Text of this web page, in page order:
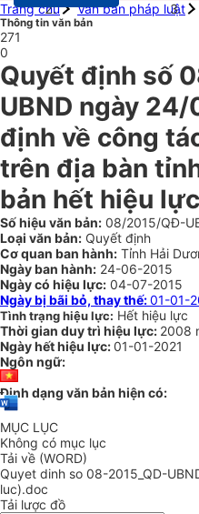
Trang chủ
Văn bản pháp luật
Thông tin văn bản
271
0
Quyết định số
UBND ngày
định về công
trên địa bàn
bản hết hiệu
Số hiệu văn bản: 08/2015/QĐ-
Loại văn bản: Quyết định
Cơ quan ban hành: Tỉnh Hải
Ngày ban hành: 24-06-2015
Ngày có hiệu lực: 04-07-2015
Ngày bị bãi bỏ, thay thế:01-01-
Tình trạng hiệu lực: Hết hiệu lực
Thời gian duy trì hiệu lực: 2008
Ngày hết hiệu lực:01-01-2021
Ngôn ngữ:
Định dạng văn bản hiện có:
MỤC LỤC
Không có mục lục
Tải về (WORD)
Quyet dinh so 08-2015_QD-
luc).doc
Tải lược đồ